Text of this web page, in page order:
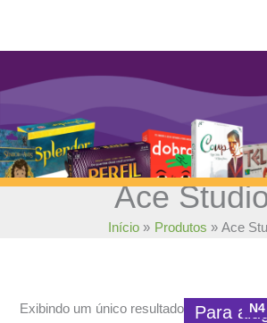
conteúdo
Ace
Início Produtos Ace
Exibindo um único resultado Para N4